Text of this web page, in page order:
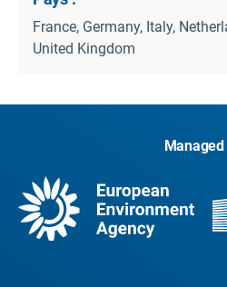
France, Germany, Italy,
United Kingdom
Managed